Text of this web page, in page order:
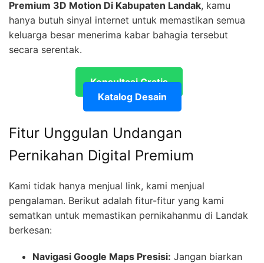
Premium 3D Motion Di Kabupaten Landak, kamu
hanya butuh sinyal internet untuk memastikan semua
keluarga besar menerima kabar bahagia tersebut
secara serentak.
Konsultasi Gratis
Katalog Desain
Fitur Unggulan Undangan
Pernikahan Digital Premium
Kami tidak hanya menjual link, kami menjual
pengalaman. Berikut adalah fitur-fitur yang kami
sematkan untuk memastikan pernikahanmu di Landak
berkesan:
Navigasi Google Maps Presisi: Jangan biarkan